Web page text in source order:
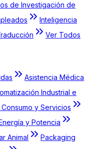
de Investigación de
Inteligencia
Ver Todos
Asistencia Médica
Industrial e
y Servicios
y Potencia
Animal
Packaging